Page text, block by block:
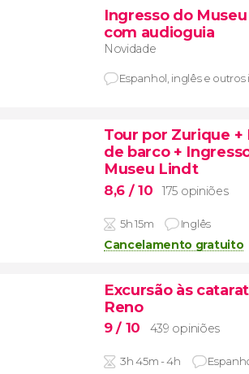
Ingresso do
com audioguia
Novidade
Espanhol, inglês e outros
Tour por Zurique +
de barco +
Museu Lindt
8,6 / 10 175 opiniões
5h 15m Inglês
Cancelamento gratuito
Excursão às
Reno
9/ 10 439 opiniões
3h 45m - 4h